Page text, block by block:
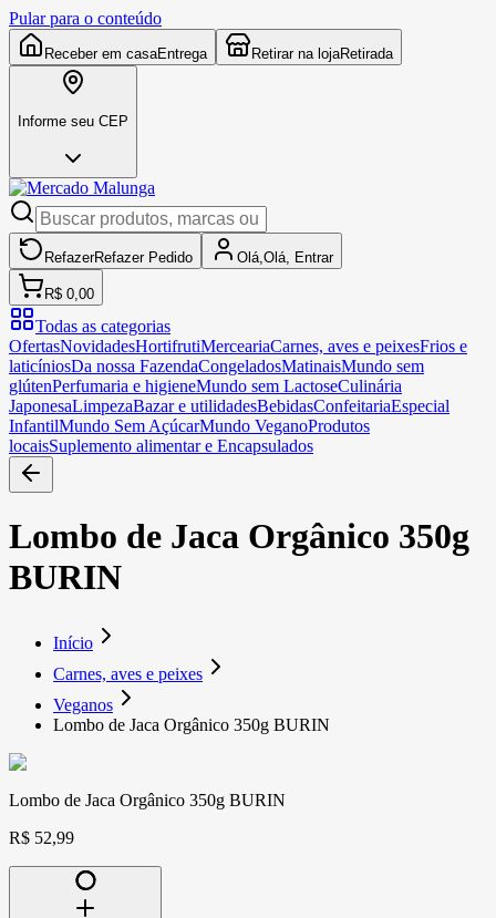
Pular para o conteúdo
Receber em casaEntrega Retirar na lojaRetirada
Informe seu CEP
RefazerRefazer Pedido Olá, Olá, Entrar
R$ 0,00
Todas as categorias
OfertasNovidadesHortifrutiMerceariaCarnes, aves e peixesFrios e
laticíniosDa nossa FazendaCongeladosMatinaisMundo sem
glútenPerfumaria e higieneMundo sem LactoseCulinária
JaponesaLimpezaBazar e utilidadesBebidasConfeitariaEspecial
InfantilMundo Sem AçúcarMundo VeganoProdutos
locaisSuplemento alimentar e Encapsulados
Lombo de Jaca Orgânico 350g
BURIN
Início
Carnes, aves e peixes
Veganos
Lombo de Jaca Orgânico 350g BURIN
Lombo de Jaca Orgânico 350g BURIN
R$ 52,99